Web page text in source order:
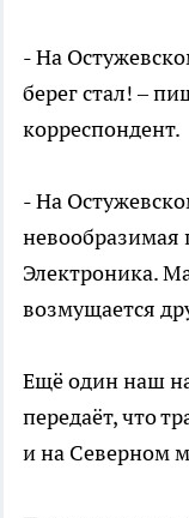
- На
берег стал! –
корреспондент.
- На
невообразимая
Электроника.
возмущается
Ещё один наш
передаёт, что
и на Северном